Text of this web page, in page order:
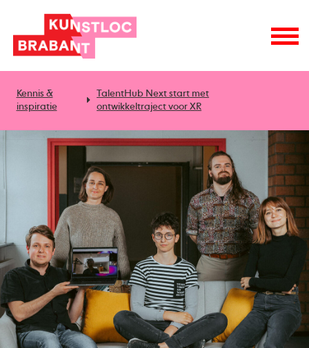
Kennis &
inspiratie
TalentHub Next start met
ontwikkeltraject voor XR